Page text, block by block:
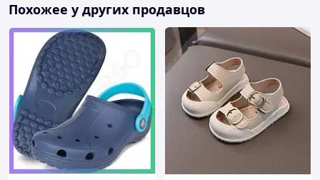
Похожее у других продавцов